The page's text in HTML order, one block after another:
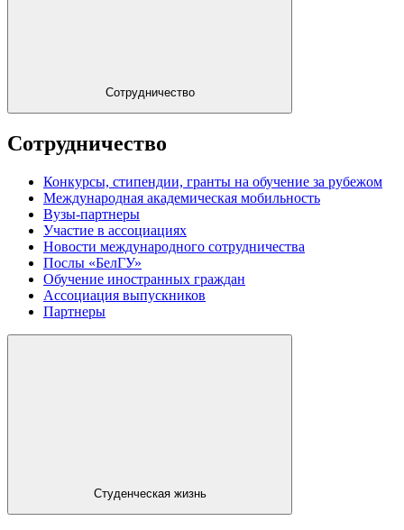
Сотрудничество
Сотрудничество
Конкурсы, стипендии, гранты на обучение за рубежом
Международная академическая мобильность
Вузы-партнеры
Участие в ассоциациях
Новости международного сотрудничества
Послы «БелГУ»
Обучение иностранных граждан
Ассоциация выпускников
Партнеры
Студенческая жизнь